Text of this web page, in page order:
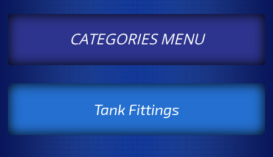
CATEGORIES MENU
Tank Fittings